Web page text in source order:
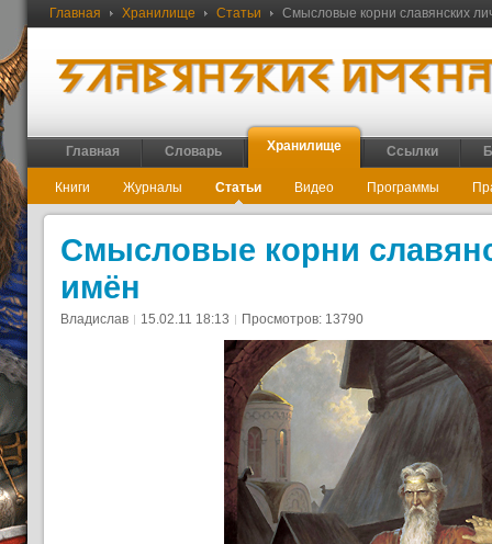
Главная Хранилище Статьи Смысловые корни славянских
Главная Словарь Хранилище Ссылки
Книги Журналы Статьи Видео Программы
Смысловые корни
имён
Владислав 15.02.11 18:13 Просмотров: 13790